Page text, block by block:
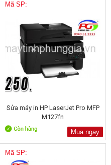
Mã SP:
Sửa máy in HP LaserJet Pro MFP
M127fn
Mua ngay
Mã SP: